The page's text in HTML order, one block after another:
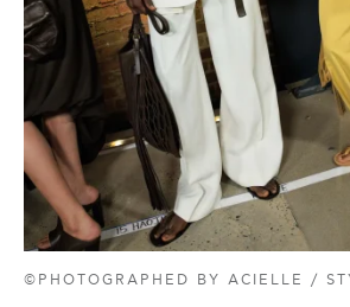
©PHOTOGRAPHED BY ACIELLE /